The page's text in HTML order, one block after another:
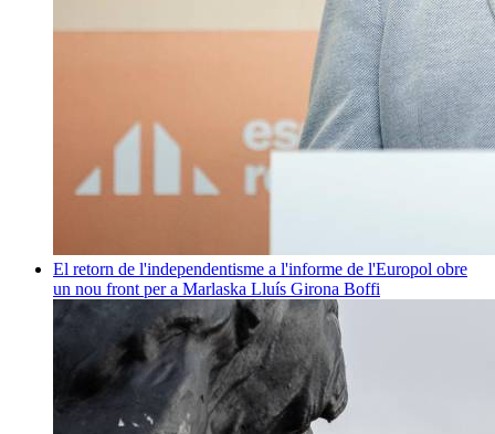
El retorn de l'independentisme a l'informe de l'Europol obre
un nou front per a Marlaska Lluís Girona Boffi